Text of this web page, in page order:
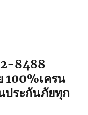
8488
100%เครน
ระกันภัยทุก